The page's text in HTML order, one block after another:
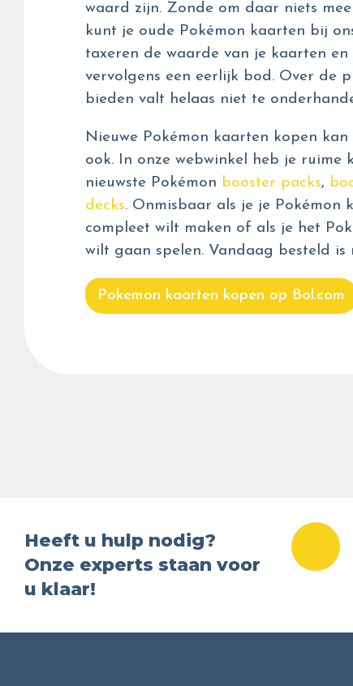
waard zijn. Zonde om daar niets
kunt je oude Pokémon kaarten bij
taxeren de waarde van je kaarten en
vervolgens een eerlijk bod. Over de
bieden valt helaas niet te
Nieuwe Pokémon kaarten kopen
ook. In onze webwinkel heb je ruime
nieuwste Pokémon booster packs,
decks. Onmisbaar als je je Pokémon
compleet wilt maken of als je het
wilt gaan spelen. Vandaag besteld is
Pokemon kaarten kopen op Bol.com
Heeft u hulp nodig?
Onze experts staan voor
u klaar!